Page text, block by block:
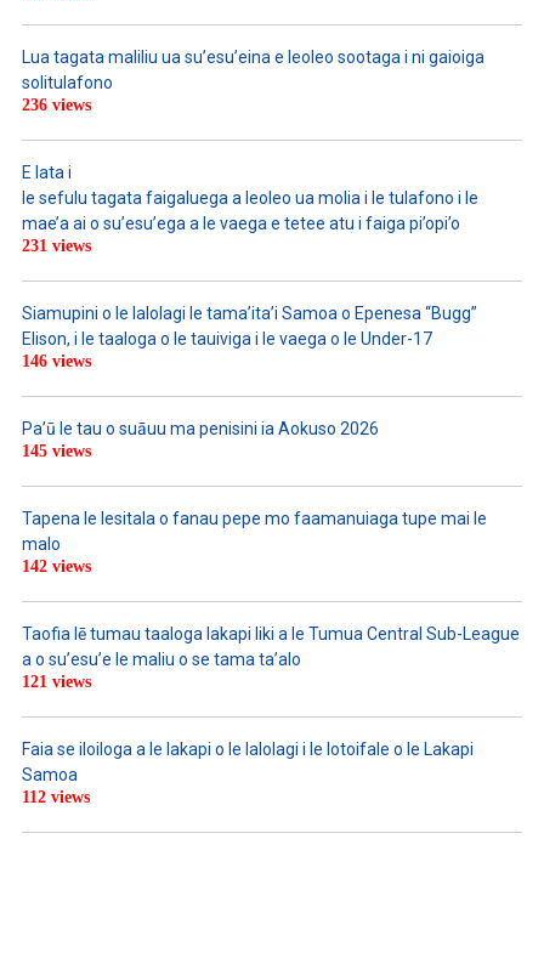
Lua tagata maliliu ua su’esu’eina e leoleo sootaga i ni gaioiga
solitulafono
236 views
E lata i
le sefulu tagata faigaluega a leoleo ua molia i le tulafono i le
mae’a ai o su’esu’ega a le vaega e tetee atu i faiga pi’opi’o
231 views
Siamupini o le lalolagi le tama’ita’i Samoa o Epenesa “Bugg”
Elison, i le taaloga o le tauiviga i le vaega o le Under-17
146 views
Pa’ū le tau o suāuu ma penisini ia Aokuso 2026
145 views
Tapena le lesitala o fanau pepe mo faamanuiaga tupe mai le
malo
142 views
Taofia lē tumau taaloga lakapi liki a le Tumua Central Sub-League
a o su’esu’e le maliu o se tama ta’alo
121 views
Faia se iloiloga a le lakapi o le lalolagi i le lotoifale o le Lakapi
Samoa
112 views